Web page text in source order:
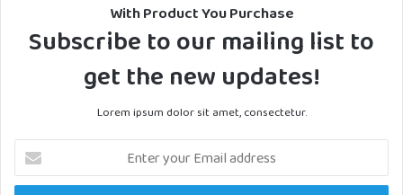
With Product You Purchase
Subscribe to our mailing list to
get the new updates!
Lorem ipsum dolor sit amet, consectetur.
Enter
your
Email